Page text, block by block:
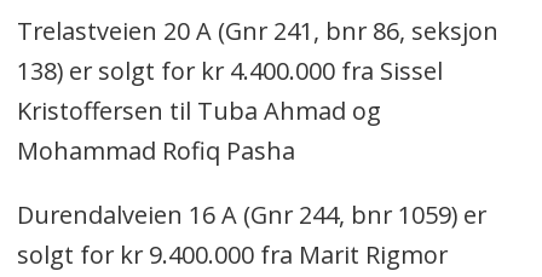
Trelastveien 20 A (Gnr 241, bnr 86, seksjon
138) er solgt for kr 4.400.000 fra Sissel
Kristoffersen til Tuba Ahmad og
Mohammad Rofiq Pasha
Durendalveien 16 A (Gnr 244, bnr 1059) er
solgt for kr 9.400.000 fra Marit Rigmor